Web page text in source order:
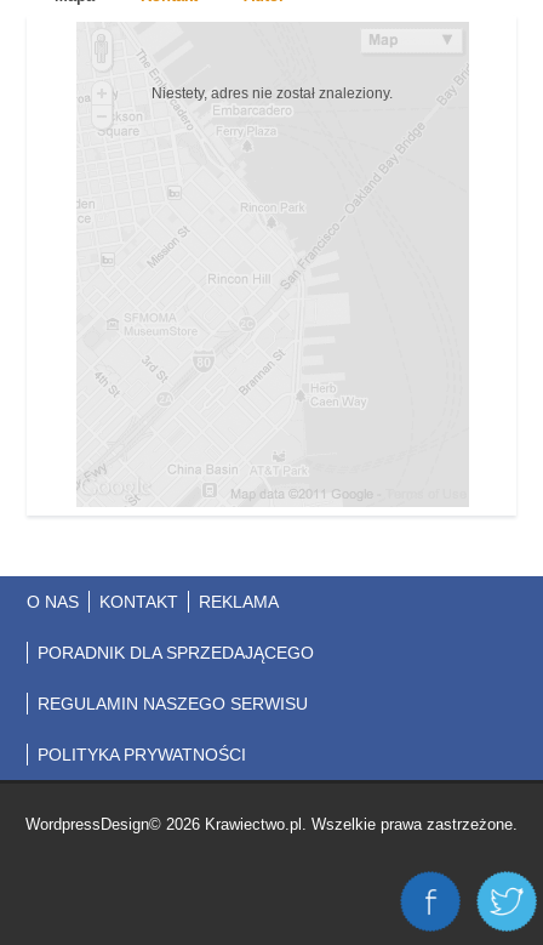
Niestety, adres nie został znaleziony.
O NAS KONTAKT REKLAMA
PORADNIK DLA SPRZEDAJĄCEGO
REGULAMIN NASZEGO SERWISU
POLITYKA PRYWATNOŚCI
WordpressDesign© 2026 Krawiectwo.pl. Wszelkie prawa zastrzeżone.